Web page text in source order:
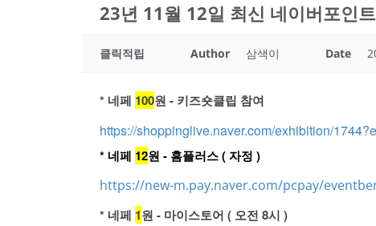
23년 11월 12일 최신 네이버포인
클릭적립 Author 삼색이 Date
* 네페 100원 - 키즈숏클립 참여
https://shoppinglive.naver.com/exhibition/
* 네페 12원 - 홈플러스 ( 자정 )
https://new-m.pay.naver.com/pcpay/
* 네페 1원 - 마이스토어 ( 오전 8시 )